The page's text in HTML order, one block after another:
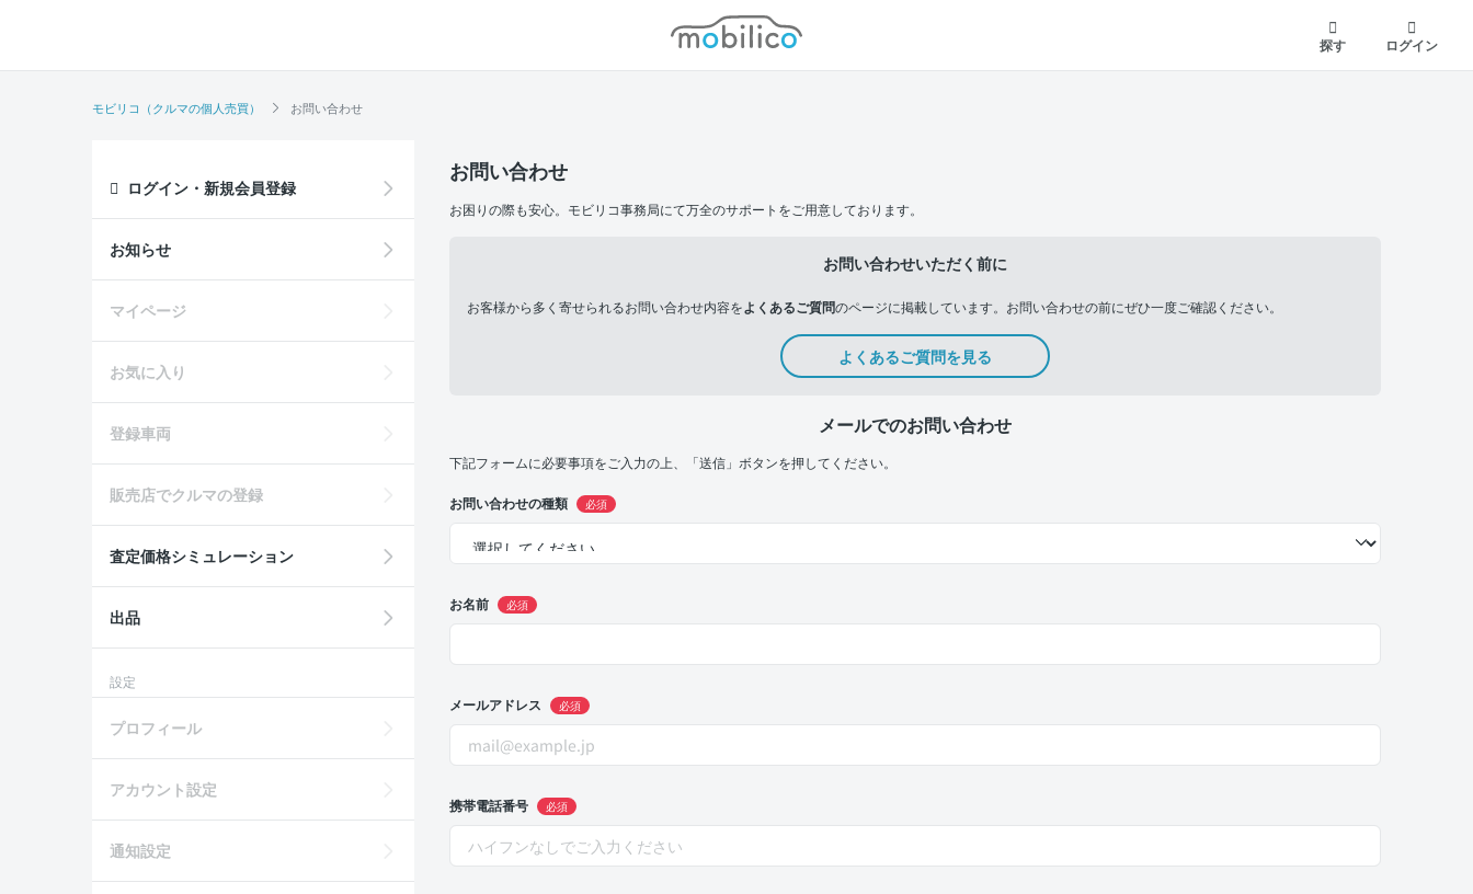
モビリコ
探す
ログイン
モビリコ（クルマの個人売買） お問い合わせ
お問い合わせ
お困りの際も安心。モビリコ事務局にて万全のサポートをご用意しております。
お問い合わせいただく前に
お客様から多く寄せられるお問い合わせ内容をよくあるご質問のページに掲載しています。お問い合わせの前にぜひ一度ご確認ください。
よくあるご質問を見る
メールでのお問い合わせ
下記フォームに必要事項をご入力の上、「送信」ボタンを押してください。
お問い合わせの種類 必須
お名前 必須
メールアドレス 必須
携帯電話番号 必須
ログイン・新規会員登録
お知らせ
マイページ
お気に入り
登録車両
販売店でクルマの登録
査定価格シミュレーション
出品
設定
プロフィール
アカウント設定
通知設定